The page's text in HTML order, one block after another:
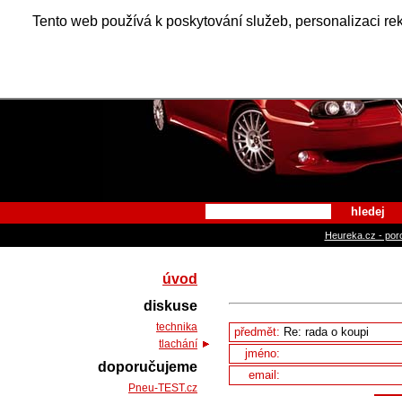
Tento web používá k poskytování služeb, personalizaci
Alfa
hledej
Heureka.cz -
předmět:
jméno:
email:
úvod
diskuse
technika
tlachání
doporučujeme
Pneu-TEST.cz